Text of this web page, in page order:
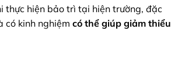
thực hiện bảo trì tại hiện trường, đặc
có kinh nghiệm có thể giúp giảm thiểu